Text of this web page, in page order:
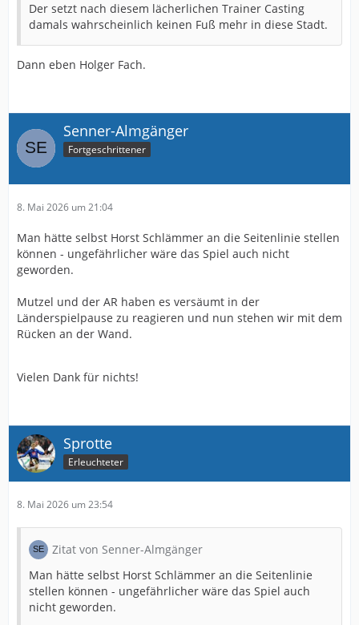
Der setzt nach diesem lächerlichen Trainer Casting
damals wahrscheinlich keinen Fuß mehr in diese Stadt.
Dann eben Holger Fach.
Senner-Almgänger
Fortgeschrittener
8. Mai 2026 um 21:04
Man hätte selbst Horst Schlämmer an die Seitenlinie stellen
können - ungefährlicher wäre das Spiel auch nicht
geworden.
Mutzel und der AR haben es versäumt in der
Länderspielpause zu reagieren und nun stehen wir mit dem
Rücken an der Wand.
Vielen Dank für nichts!
Sprotte
Erleuchteter
8. Mai 2026 um 23:54
Zitat von Senner-Almgänger
Man hätte selbst Horst Schlämmer an die Seitenlinie
stellen können - ungefährlicher wäre das Spiel auch
nicht geworden.